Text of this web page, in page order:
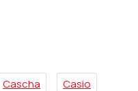
Cascha Casio